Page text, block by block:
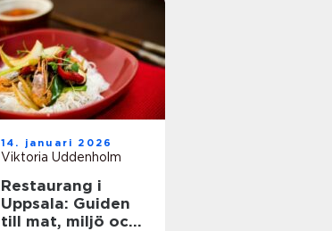
14. januari 2026
Viktoria Uddenholm
Restaurang i
Uppsala: Guiden
till mat, miljö och